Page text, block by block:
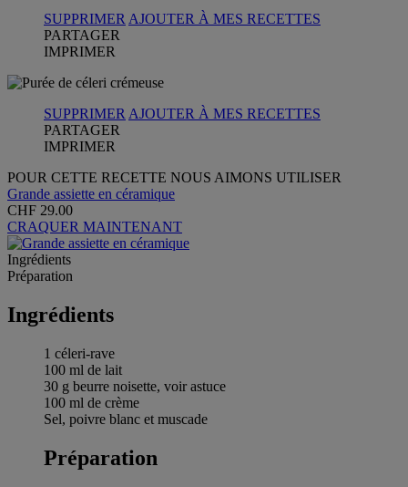
SUPPRIMER AJOUTER À MES RECETTES
PARTAGER
IMPRIMER
SUPPRIMER AJOUTER À MES RECETTES
PARTAGER
IMPRIMER
POUR CETTE RECETTE NOUS AIMONS UTILISER
Grande assiette en céramique
CHF 29.00
CRAQUER MAINTENANT
Ingrédients
Préparation
Ingrédients
1 céleri-rave
100 ml de lait
30 g beurre noisette, voir astuce
100 ml de crème
Sel, poivre blanc et muscade
Préparation